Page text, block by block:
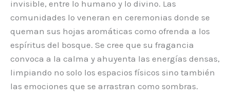
invisible, entre lo humano y lo divino. Las
comunidades lo veneran en ceremonias donde se
queman sus hojas aromáticas como ofrenda a los
espíritus del bosque. Se cree que su fragancia
convoca a la calma y ahuyenta las energías densas,
limpiando no solo los espacios físicos sino también
las emociones que se arrastran como sombras.